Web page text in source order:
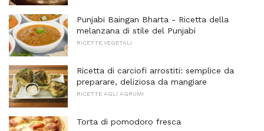
Punjabi Baingan Bharta - Ricetta della
melanzana di stile del Punjabi
RICETTE VEGETALI
Ricetta di carciofi arrostiti: semplice da
preparare, deliziosa da mangiare
RICETTE AGLI AGRUMI
Torta di pomodoro fresca